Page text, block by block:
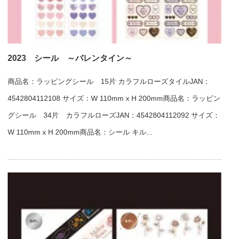
2023 シール ～バレンタイン～
商品名：ラッピングシール 15片 カラフルローズタイルJAN：
4542804112108 サイズ：W 110mm x H 200mm商品名：ラッピン
グシール 34片 カラフルローズJAN：4542804112092 サイズ：
W 110mm x H 200mm商品名：シール キル...